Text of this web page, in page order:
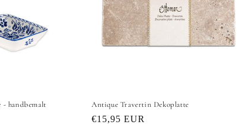
- handbemalt Antique Travertin Dekoplatte
Normaler
€15,95 EUR